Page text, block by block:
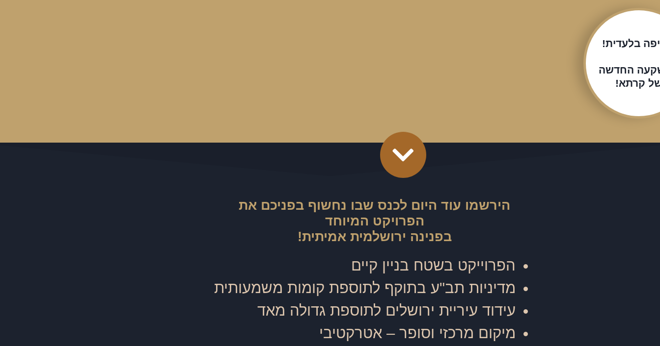
בלעדית!
החדשה
קרתא!
הירשמו עוד היום לכנס שבו נחשוף בפניכם את
הפרויקט המיוחד
בפנינה ירושלמית אמיתית!
הפרוייקט בשטח בניין קיים
מדיניות תב"ע בתוקף לתוספת קומות משמעותית
עידוד עיריית ירושלים לתוספת גדולה מאד
מיקום מרכזי וסופר – אטרקטיבי